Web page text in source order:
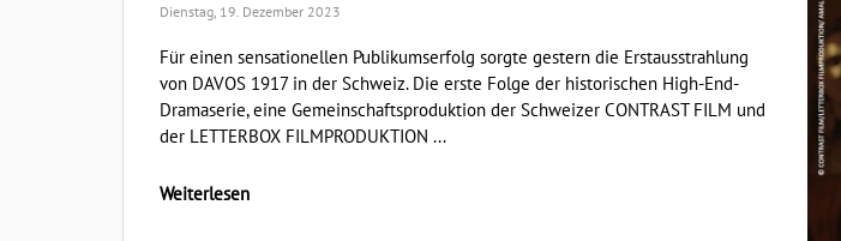
Dienstag, 19. Dezember 2023
Für einen sensationellen Publikumserfolg sorgte gestern die Erstausstrahlung
von DAVOS 1917 in der Schweiz. Die erste Folge der historischen High-End-
Dramaserie, eine Gemeinschaftsproduktion der Schweizer CONTRAST FILM und
der LETTERBOX FILMPRODUKTION ...
Weiterlesen